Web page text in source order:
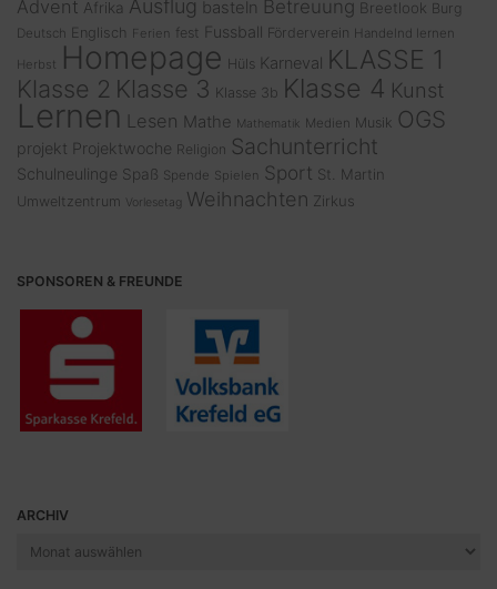
Advent Afrika Ausflug basteln Betreuung Breetlook Burg
Deutsch Englisch Ferien fest Fussball Förderverein Handelnd lernen
Herbst
Homepage Hüls Karneval KLASSE 1
Klasse 2 Klasse 3 Klasse 3b Klasse 4 Kunst
Lernen Lesen Mathe Mathematik Medien Musik OGS
projekt Projektwoche Religion Sachunterricht
Schulneulinge Spaß Spende Spielen Sport St. Martin
Umweltzentrum Vorlesetag Weihnachten Zirkus
SPONSOREN & FREUNDE
ARCHIV
Archiv